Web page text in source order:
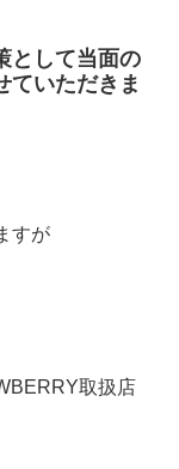
として当面の
ていただきま
すが
取扱店